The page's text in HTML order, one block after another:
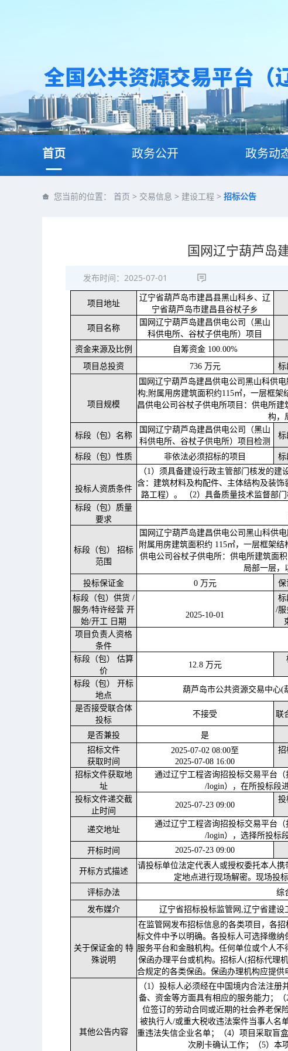
首页 政务公开 政务动
您当前的位置： 首页 > 交易信息 > 建设工程 > 招标公告
国网辽宁葫芦岛
发布时间： 2025-07-01
项目地址
辽宁省葫芦岛市建昌县黑山科乡、辽
宁省葫芦岛市建昌县谷杖子乡
项目名称
国网辽宁葫芦岛建昌供电公司（黑山
科供电所、谷杖子供电所）项目
资金来源及比例 自筹资金 100.00%
项目总投资
736 万元 标
项目规模
国网辽宁葫芦岛建昌供电公司黑山科供
构;附属用房建筑面积约115㎡，一层框架
昌供电公司谷杖子供电所项目：供电所
构，
标段（包）名称
国网辽宁葫芦岛建昌供电公司（黑山
科供电所、谷杖子供电所）项目检测
标
标段（包）性质
非依法必须招标的项目 标
投标人资质条件
（1）须具备建设行政主管部门核发的建
含：建筑材料及构配件、主体结构及装
路工程）。
（2）具备质量技术监督部
标段（包）质量
要求
标段（包）
招标
范围
国网辽宁葫芦岛建昌供电公司黑山科供
附属用房建筑面积约 115㎡，一层框架结
供电公司谷杖子供电所：供电所建筑面积
局部一层，
投标保证金
0 万元 保
标段（包）供货 /
服务/特许经营 开
始/开工 日期
2025-10-01
标
/服
项目负责人资格
条件
标段（包）
估算
价
12.8 万元
标段（包）
开标
地点
葫芦岛市公共资源交易中心(
是否接受联合体
投标
不接受 联
是否兼投 是
招标文件
获取时间
2025-07-02 08:00至
2025-07-08 16:00
招
招标文件获取地
址
通过辽宁工程咨询招投标交易平台
/login），在所投标段
投标文件递交截
止时间
2025-07-23 09:00
投
递交地址
通过辽宁工程咨询招投标交易平台
/login），选择所投标
开标时间
2025-07-23 09:00
开标方式描述
请投标单位法定代表人或授权委托本人携
定地点进行现场解密。现场投
评标办法
综
发布媒介
辽宁省招标投标监管网 ,辽宁省建设
关于保证金的 特
殊说明
在监管网发布招标信息的各类项目，各招
标文件中予以明确。各投标人可选择缴
服务平台和金融机构。任何单位或个人
保函办理平台或机构。招标人(招标代理
合规定的各类保函。保函办理机构应提供
其他公告内容
（1）投标人必须经在中国境内合法注册
备、资金等方面具有相应的服务能力；（
位签订的劳动合同或近期的社会养老保
被执行人/或重大税收违法案件当事人名
重违法失信企业名单；（4）项目采取盲
次刷卡确认工作；（5）本